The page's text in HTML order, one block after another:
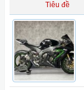
Tiêu đề